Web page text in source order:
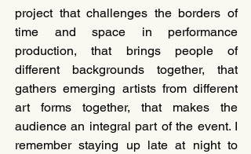
project that challenges the borders of
time and space in performance
production, that brings people of
different backgrounds together, that
gathers emerging artists from different
art forms together, that makes the
audience an integral part of the event. I
remember staying up late at night to